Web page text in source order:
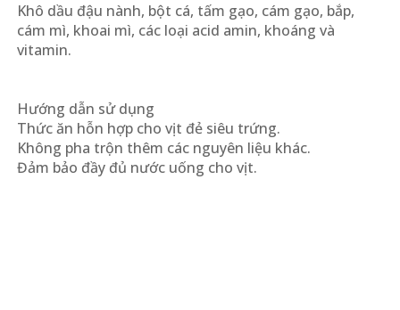
Khô dầu đậu nành, bột cá, tấm gạo, cám gạo, bắp,
cám mì, khoai mì, các loại acid amin, khoáng và
vitamin.
Hướng dẫn sử dụng
Thức ăn hỗn hợp cho vịt đẻ siêu trứng.
Không pha trộn thêm các nguyên liệu khác.
Đảm bảo đầy đủ nước uống cho vịt.